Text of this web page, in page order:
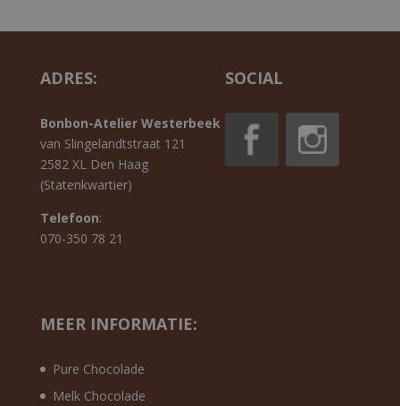
ADRES:
Bonbon-Atelier Westerbeek
van Slingelandtstraat 121
2582 XL Den Haag
(Statenkwartier)
Telefoon:
070-350 78 21
SOCIAL
MEER INFORMATIE:
Pure Chocolade
Melk Chocolade